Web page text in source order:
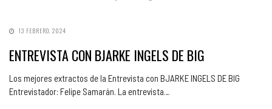
13 FEBRERO, 2024
ENTREVISTA CON BJARKE INGELS DE BIG
Los mejores extractos de la Entrevista con BJARKE INGELS DE BIG
Entrevistador: Felipe Samarán. La entrevista…